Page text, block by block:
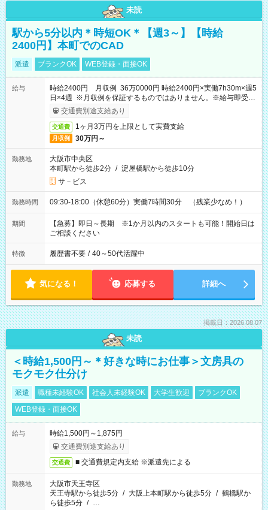
未読
駅から5分以内＊時短OK＊【週3～】【時給
2400円】本町でのCAD
派遣 ブランクOK WEB登録・面接OK
給与
時給2400円 月収例 36万0000円 時給2400円×実働7h30m×週5
日×4週 ※月収例を保証するものではありません。※給与即受取
りサービス利用可（利用条件有）
交通費別途支給あり
交通費 1ヶ月3万円を上限として実費支給
月収例 30万円～
勤務地
大阪市中央区
本町駅から徒歩2分 / 淀屋橋駅から徒歩10分
サ－ビス
勤務時間 09:30-18:00（休憩60分）実働7時間30分 （残業少なめ！）
期間
【急募】即日～長期 ※1か月以内のスタートも可能！開始日は
ご相談ください
特徴 履歴書不要 / 40～50代活躍中
気になる！ 応募する 詳細へ
掲載日：2026.08.07
未読
＜時給1,500円～＊好きな時にお仕事＞文房具の
モクモク仕分け
派遣 職種未経験OK 社会人未経験OK 大学生歓迎
ブランクOK
WEB登録・面接OK
給与
時給1,500円～1,875円
交通費別途支給あり
交通費 ■ 交通費規定内支給 ※派遣先による
勤務地
大阪市天王寺区
天王寺駅から徒歩5分 / 大阪上本町駅から徒歩5分 / 鶴橋駅か
ら徒歩5分 / …